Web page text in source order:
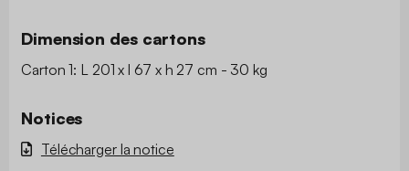
Dimension des cartons
Carton 1: L 201 x l 67 x h 27 cm - 30 kg
Notices
Télécharger la notice